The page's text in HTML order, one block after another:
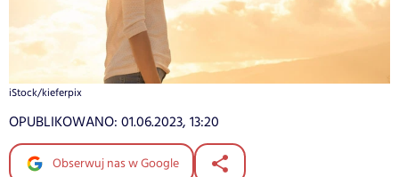
iStock/kieferpix
OPUBLIKOWANO: 01.06.2023, 13:20
Obserwuj nas w Google